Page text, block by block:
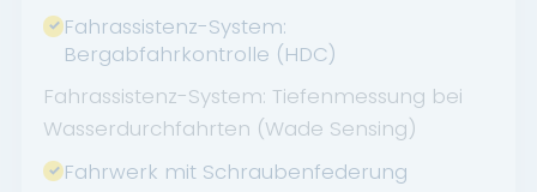
Fahrassistenz-System:
Bergabfahrkontrolle (HDC)
Fahrassistenz-System: Tiefenmessung bei
Wasserdurchfahrten (Wade Sensing)
Fahrwerk mit Schraubenfederung